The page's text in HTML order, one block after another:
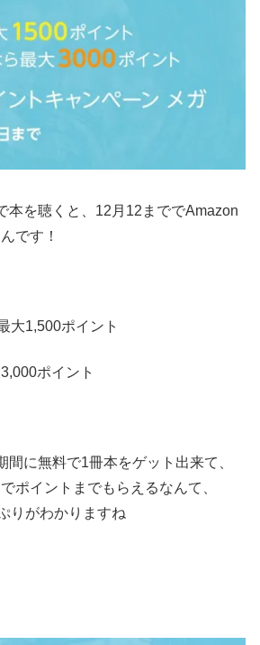
本を聴くと、12月12まででAmazon
です！
大1,500ポイント
ポイント
間に無料で1冊本をゲット出来て、
ポイントまでもらえるなんて、
りがわかりますね